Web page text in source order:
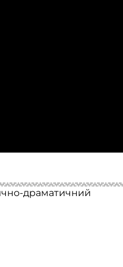
драматичний